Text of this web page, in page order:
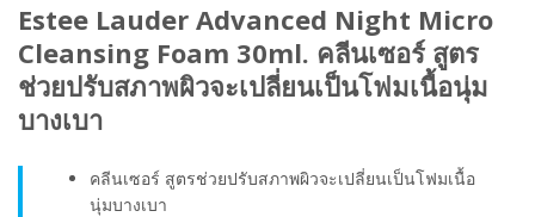
Estee Lauder Advanced Night Micro
Cleansing Foam 30ml. คลีนเซอร์ สูตร
ช่วยปรับสภาพผิวจะเปลี่ยนเป็นโฟมเนื้อนุ่ม
บางเบา
คลีนเซอร์ สูตรช่วยปรับสภาพผิวจะเปลี่ยนเป็นโฟมเนื้อ
นุ่มบางเบา